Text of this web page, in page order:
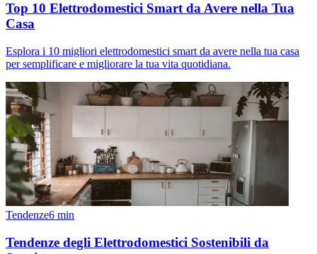
Top 10 Elettrodomestici Smart da Avere nella Tua
Casa
Esplora i 10 migliori elettrodomestici smart da avere nella tua casa
per semplificare e migliorare la tua vita quotidiana.
Tendenze6 min
Tendenze degli Elettrodomestici Sostenibili da